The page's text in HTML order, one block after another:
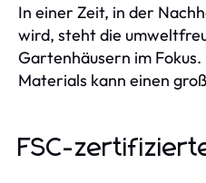
In einer Zeit, in der
wird, steht die
Gartenhäusern im
Materials kann einen
FSC-